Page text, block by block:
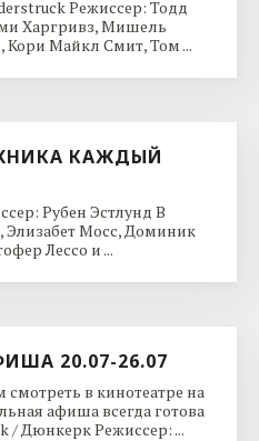
Режиссер: Тодд
Харгривз, Мишель
Майкл Смит, Том ...
КАЖДЫЙ
Рубен Эстлунд В
Элизабет Мосс, Доминик
Лессо и ...
20.07-26.07
в кинотеатре на
афиша всегда готова
/ Дюнкерк Режиссер: ...